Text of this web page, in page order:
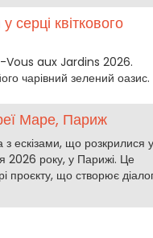
квіткового
Vous aux Jardins 2026.
чарівний зелений оазис.
Маре, Париж
ескізами, що розкрилися у
2026 року, у Парижі. Це
проєкту, що створює